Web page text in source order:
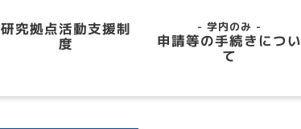
研究拠点活動支援制
度
- 学内のみ -
申請等の手続きについ
て